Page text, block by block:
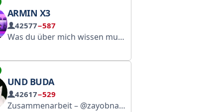
ARMIN X3
42577−587
Was du über mich wissen musst ~ [ @About_x3 ] ~ YouTube: armin x3
در این‌کانال تمام اهنگ های امیر تتلو
UND BUDA
42617−529
Zusammenarbeit – @zayobna RuRap News – @radirepa Offizieller Kanal des Künstlers OG Buda – @budaog. Unser Kanal ist eine große Fan-Community!